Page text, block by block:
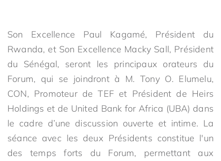
Son Excellence Paul Kagamé, Président du
Rwanda, et Son Excellence Macky Sall, Président
du Sénégal, seront les principaux orateurs du
Forum, qui se joindront à M. Tony O. Elumelu,
CON, Promoteur de TEF et Président de Heirs
Holdings et de United Bank for Africa (UBA) dans
le cadre d’une discussion ouverte et intime. La
séance avec les deux Présidents constitue l'un
des temps forts du Forum, permettant aux